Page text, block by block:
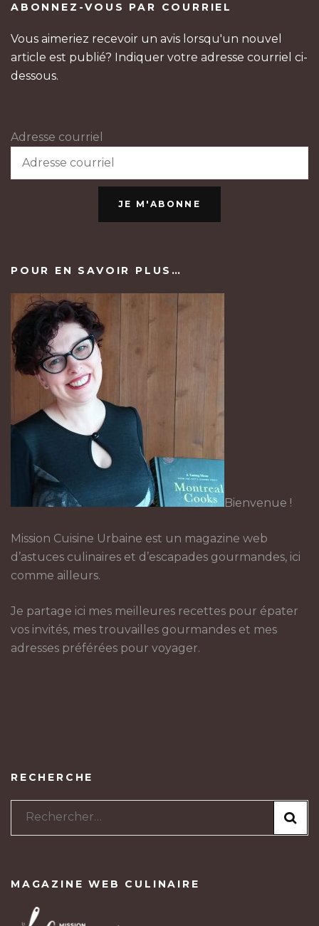
ABONNEZ-VOUS PAR COURRIEL
Vous aimeriez recevoir un avis lorsqu'un nouvel
article est publié? Indiquer votre adresse courriel ci-
dessous.
Adresse courriel
JE M'ABONNE
POUR EN SAVOIR PLUS…
Bienvenue !
Mission Cuisine Urbaine est un magazine web
d’astuces culinaires et d’escapades gourmandes, ici
comme ailleurs.
Je partage ici mes meilleures recettes pour épater
vos invités, mes trouvailles gourmandes et mes
adresses préférées pour voyager.
RECHERCHE
Rechercher :
MAGAZINE WEB CULINAIRE